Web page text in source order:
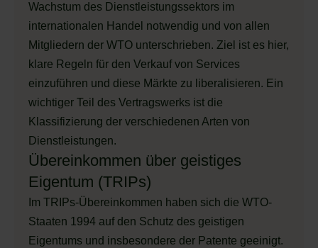
Wachstum des Dienstleistungssektors im
internationalen Handel notwendig und von allen
Mitgliedern der WTO unterschrieben. Ziel ist es hier,
klare Regeln für den Verkauf von Services
einzuführen und diese Märkte zu liberalisieren. Ein
wichtiger Teil des Vertragswerks ist die
Klassifizierung der verschiedenen Arten von
Dienstleistungen.
Übereinkommen über geistiges
Eigentum (TRIPs)
Im TRIPs-Übereinkommen haben sich die WTO-
Staaten 1994 auf den Schutz des geistigen
Eigentums und insbesondere der Patente geeinigt.